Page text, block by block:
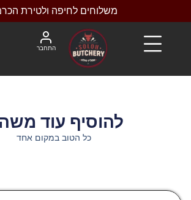
משלוחים לחיפה ולטירת הכרמל
התחבר
להוסיף עוד משהו?
כל הטוב במקום אחד